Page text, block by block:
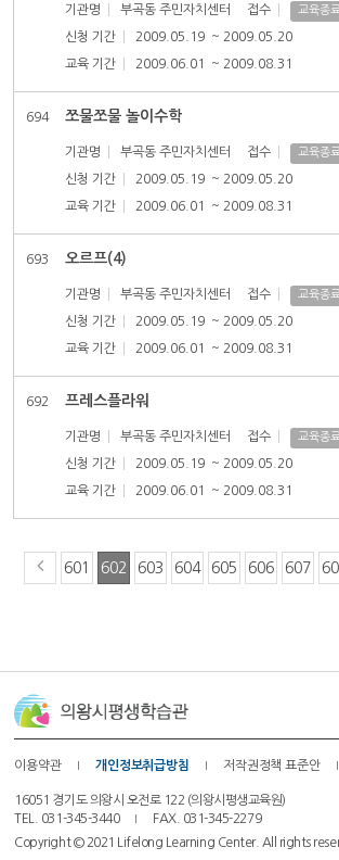
기관명 부곡동 주민자치센터 접수 교육종
신청 기간 2009.05.19 ~ 2009.05.20
교육 기간 2009.06.01 ~ 2009.08.31
694 쪼물쪼물 놀이수학
기관명 부곡동 주민자치센터 접수 교육종
신청 기간 2009.05.19 ~ 2009.05.20
교육 기간 2009.06.01 ~ 2009.08.31
693 오르프(4)
기관명 부곡동 주민자치센터 접수 교육종
신청 기간 2009.05.19 ~ 2009.05.20
교육 기간 2009.06.01 ~ 2009.08.31
692 프레스플라워
기관명 부곡동 주민자치센터 접수 교육종
신청 기간 2009.05.19 ~ 2009.05.20
교육 기간 2009.06.01 ~ 2009.08.31
601 602 603 604 605 606 607
이용약관 개인정보취급방침 저작권정책 표준안
16051 경기도 의왕시 오전로 122 (의왕시평생교육원)
TEL. 031-345-3440
FAX. 031-345-2279
Copyright © 2021 Lifelong Learning Center. All rights